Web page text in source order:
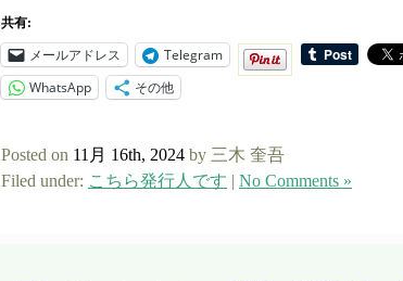
共有:
メールアドレス Telegram
WhatsApp
その他
Posted on 11月 16th, 2024 by 三木 奎吾
Filed under: こちら発行人です | No Comments »